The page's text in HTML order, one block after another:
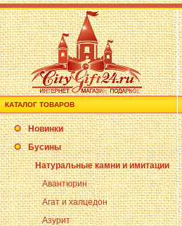
КАТАЛОГ ТОВАРОВ
Новинки
Бусины
Натуральные камни и имитации
Авантюрин
Агат и халцедон
Азурит